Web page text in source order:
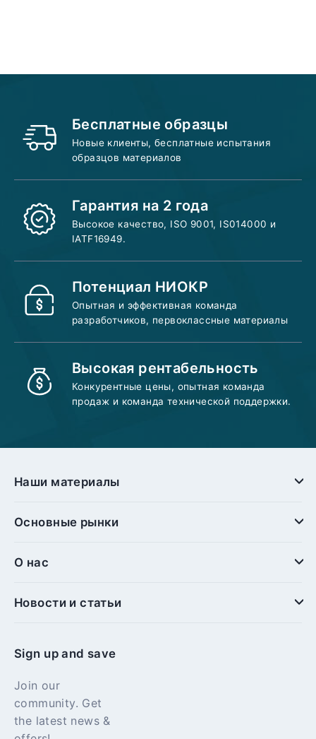
Бесплатные образцы
Новые клиенты, бесплатные испытания
образцов материалов
Гарантия на 2 года
Высокое качество, ISO 9001, IS014000 и
IATF16949.
Потенциал НИОКР
Опытная и эффективная команда
разработчиков, первоклассные материалы
Высокая рентабельность
Конкурентные цены, опытная команда
продаж и команда технической поддержки.
Наши материалы
Основные рынки
О нас
Новости и статьи
Sign up and save
Join our
community. Get
the latest news &